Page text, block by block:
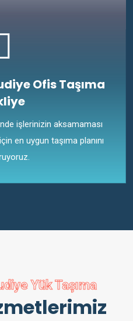
Ofis Taşıma
işlerinizin aksamaması
en uygun taşıma planını
Yük Taşıma